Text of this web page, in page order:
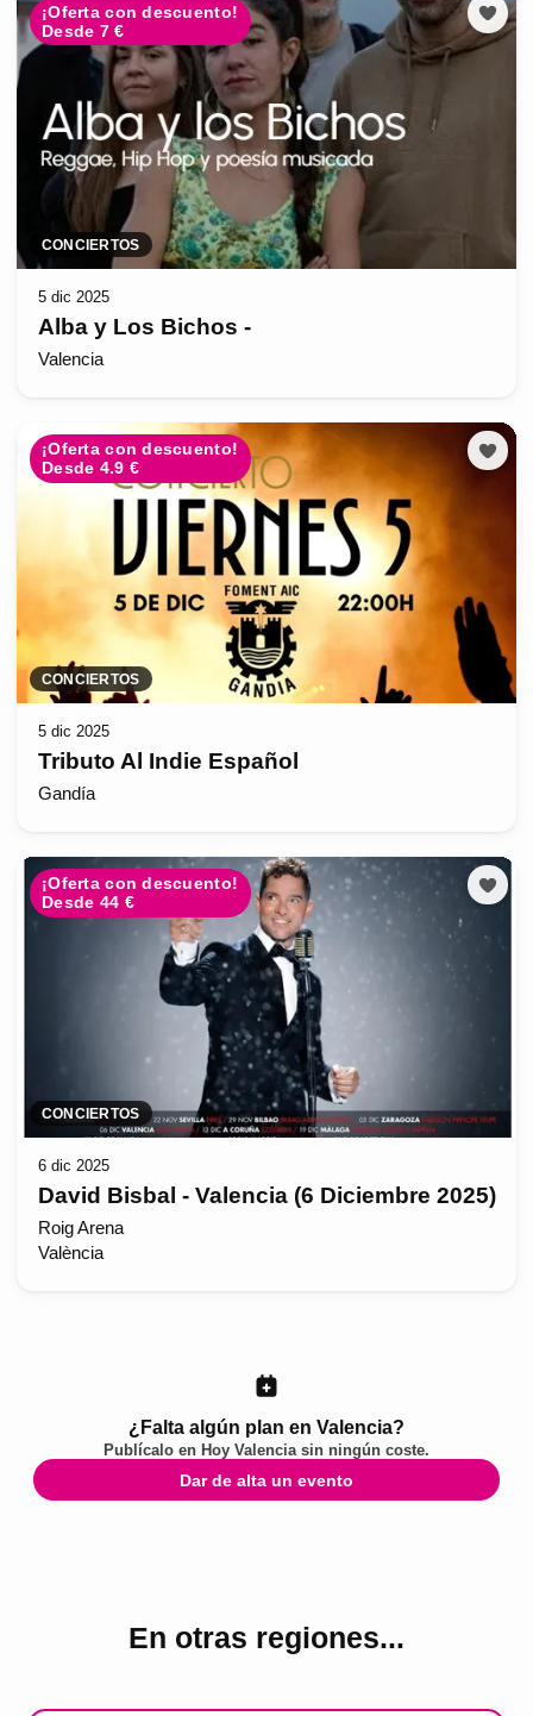
¡Oferta con descuento!
Desde 7 €
CONCIERTOS
5 dic 2025
Alba y Los Bichos -
Valencia
¡Oferta con descuento!
Desde 4.9 €
CONCIERTOS
5 dic 2025
Tributo Al Indie Español
Gandía
¡Oferta con descuento!
Desde 44 €
CONCIERTOS
6 dic 2025
David Bisbal - Valencia (6 Diciembre 2025)
Roig Arena
València
¿Falta algún plan en Valencia?
Publícalo en Hoy Valencia sin ningún coste.
Dar de alta un evento
En otras regiones...